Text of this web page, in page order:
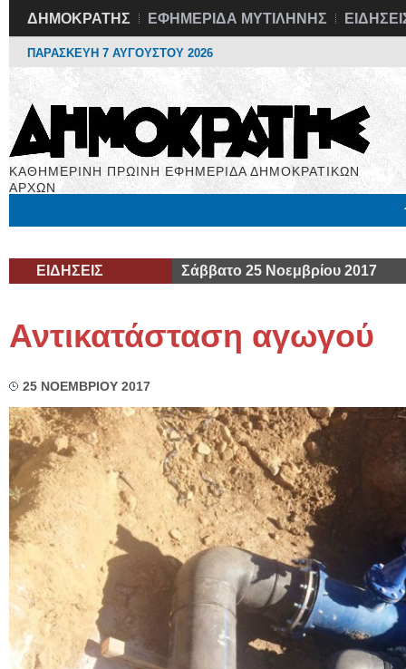
ΔΗΜΟΚΡΑΤΗΣ ΕΦΗΜΕΡΙΔΑ ΜΥΤΙΛΗΝΗΣ
ΠΑΡΑΣΚΕΥΗ 7 ΑΥΓΟΥΣΤΟΥ 2026
ΚΑΘΗΜΕΡΙΝΗ ΠΡΩΙΝΗ ΕΦΗΜΕΡΙΔΑ ΔΗΜΟΚΡΑΤΙΚΩΝ
ΑΡΧΩΝ
ΕΙΔΗΣΕΙΣ Σάββατο 25 Νοεμβρίου 2017
Αντικατάσταση αγωγού
25 ΝΟΕΜΒΡΙΟΥ 2017